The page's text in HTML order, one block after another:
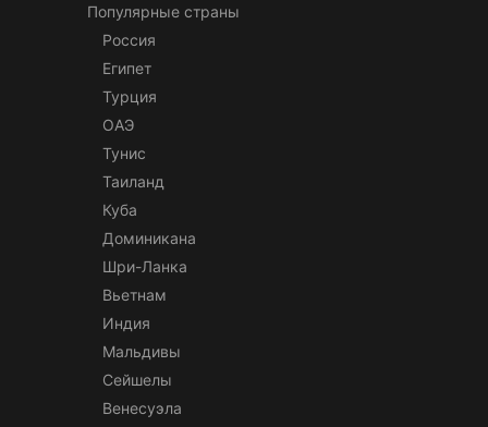
Популярные страны
Россия
Египет
Турция
ОАЭ
Тунис
Таиланд
Куба
Доминикана
Шри-Ланка
Вьетнам
Индия
Мальдивы
Сейшелы
Венесуэла